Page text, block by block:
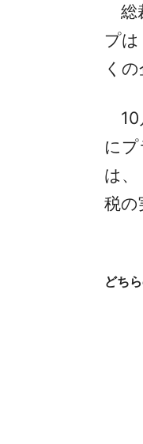
総
プは
く
10
に
は
税の
どち